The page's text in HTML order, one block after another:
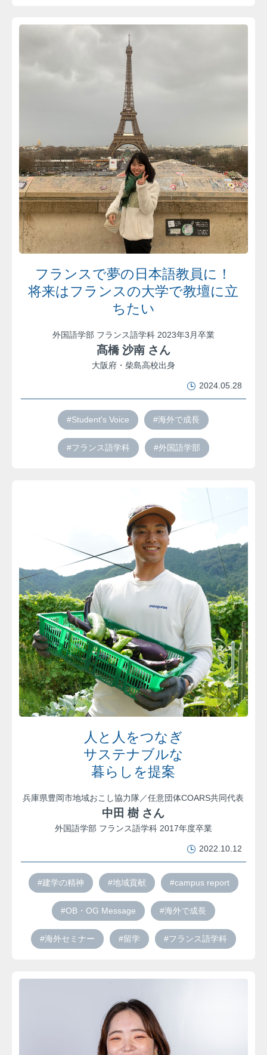
フランスで夢の日本語教員に！
将来はフランスの大学で教壇に立
ちたい
外国語学部 フランス語学科 2023年3月卒業
髙橋 沙南 さん
大阪府・柴島高校出身
2024.05.28
#Student's Voice #海外で成長
#フランス語学科 #外国語学部
人と人をつなぎ
サステナブルな
暮らしを提案
兵庫県豊岡市地域おこし協力隊／任意団体COARS共同代表
中田 樹 さん
外国語学部 フランス語学科 2017年度卒業
2022.10.12
#建学の精神 #地域貢献 #campus report
#OB・OG Message #海外で成長
#海外セミナー #留学 #フランス語学科